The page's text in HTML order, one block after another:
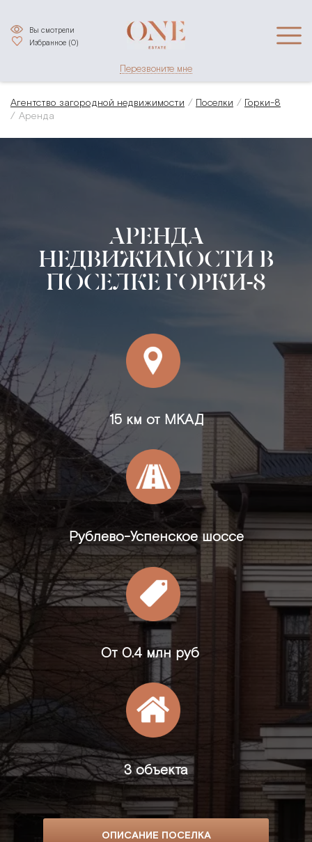
Избранное (0)
Вы смотрели
Перезвоните мне
Агентство загородной недвижимости Поселки
Горки-8
Аренда
АРЕНДА
НЕДВИЖИМОСТИ В
ПОСЕЛКЕ ГОРКИ-8
15 км от МКАД
Рублево-Успенское шоссе
От 0.4 млн руб
3 объекта
ОПИСАНИЕ ПОСЕЛКА